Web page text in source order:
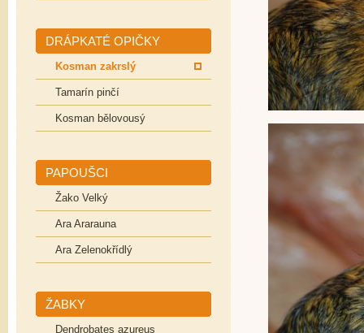
DRÁPKATÉ OPIČKY
Kosman zakrslý
Tamarín pinčí
Kosman bělovousý
PAPOUŠCI
Žako Velký
Ara Ararauna
Ara Zelenokřídlý
ŽABKY
Dendrobates azureus